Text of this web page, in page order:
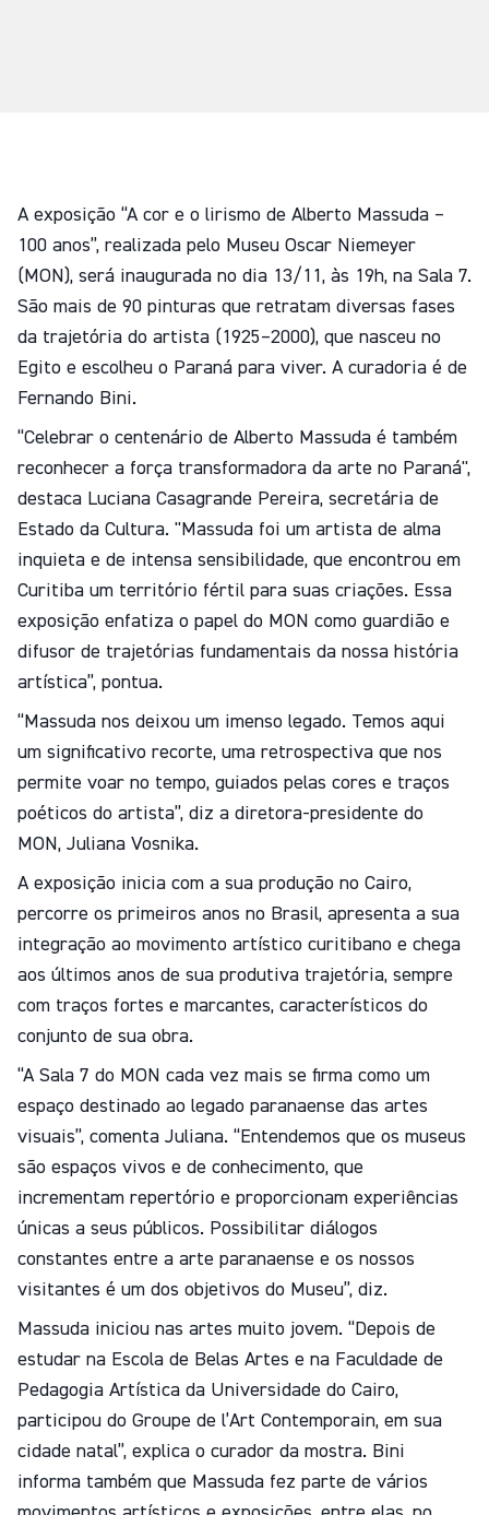
A exposição “A cor e o lirismo de Alberto Massuda –
100 anos”, realizada pelo Museu Oscar Niemeyer
(MON), será inaugurada no dia 13/11, às 19h, na Sala 7.
São mais de 90 pinturas que retratam diversas fases
da trajetória do artista (1925–2000), que nasceu no
Egito e escolheu o Paraná para viver. A curadoria é de
Fernando Bini.
“Celebrar o centenário de Alberto Massuda é também
reconhecer a força transformadora da arte no Paraná",
destaca Luciana Casagrande Pereira, secretária de
Estado da Cultura. "Massuda foi um artista de alma
inquieta e de intensa sensibilidade, que encontrou em
Curitiba um território fértil para suas criações. Essa
exposição enfatiza o papel do MON como guardião e
difusor de trajetórias fundamentais da nossa história
artística”, pontua.
“Massuda nos deixou um imenso legado. Temos aqui
um significativo recorte, uma retrospectiva que nos
permite voar no tempo, guiados pelas cores e traços
poéticos do artista”, diz a diretora-presidente do
MON, Juliana Vosnika.
A exposição inicia com a sua produção no Cairo,
percorre os primeiros anos no Brasil, apresenta a sua
integração ao movimento artístico curitibano e chega
aos últimos anos de sua produtiva trajetória, sempre
com traços fortes e marcantes, característicos do
conjunto de sua obra.
“A Sala 7 do MON cada vez mais se firma como um
espaço destinado ao legado paranaense das artes
visuais”, comenta Juliana. “Entendemos que os museus
são espaços vivos e de conhecimento, que
incrementam repertório e proporcionam experiências
únicas a seus públicos. Possibilitar diálogos
constantes entre a arte paranaense e os nossos
visitantes é um dos objetivos do Museu”, diz.
Massuda iniciou nas artes muito jovem. “Depois de
estudar na Escola de Belas Artes e na Faculdade de
Pedagogia Artística da Universidade do Cairo,
participou do Groupe de l’Art Contemporain, em sua
cidade natal”, explica o curador da mostra. Bini
informa também que Massuda fez parte de vários